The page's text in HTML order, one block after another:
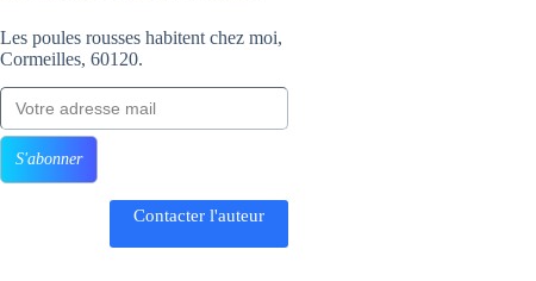
Les poules rousses habitent chez moi,
Cormeilles, 60120.
Votre adresse mail
S'abonner
Contacter l'auteur